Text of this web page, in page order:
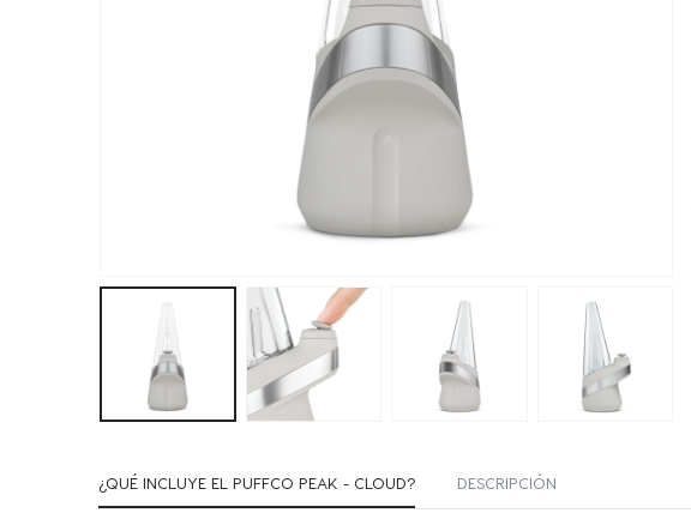
¿QUÉ INCLUYE EL PUFFCO PEAK - CLOUD? DESCRIPCIÓN